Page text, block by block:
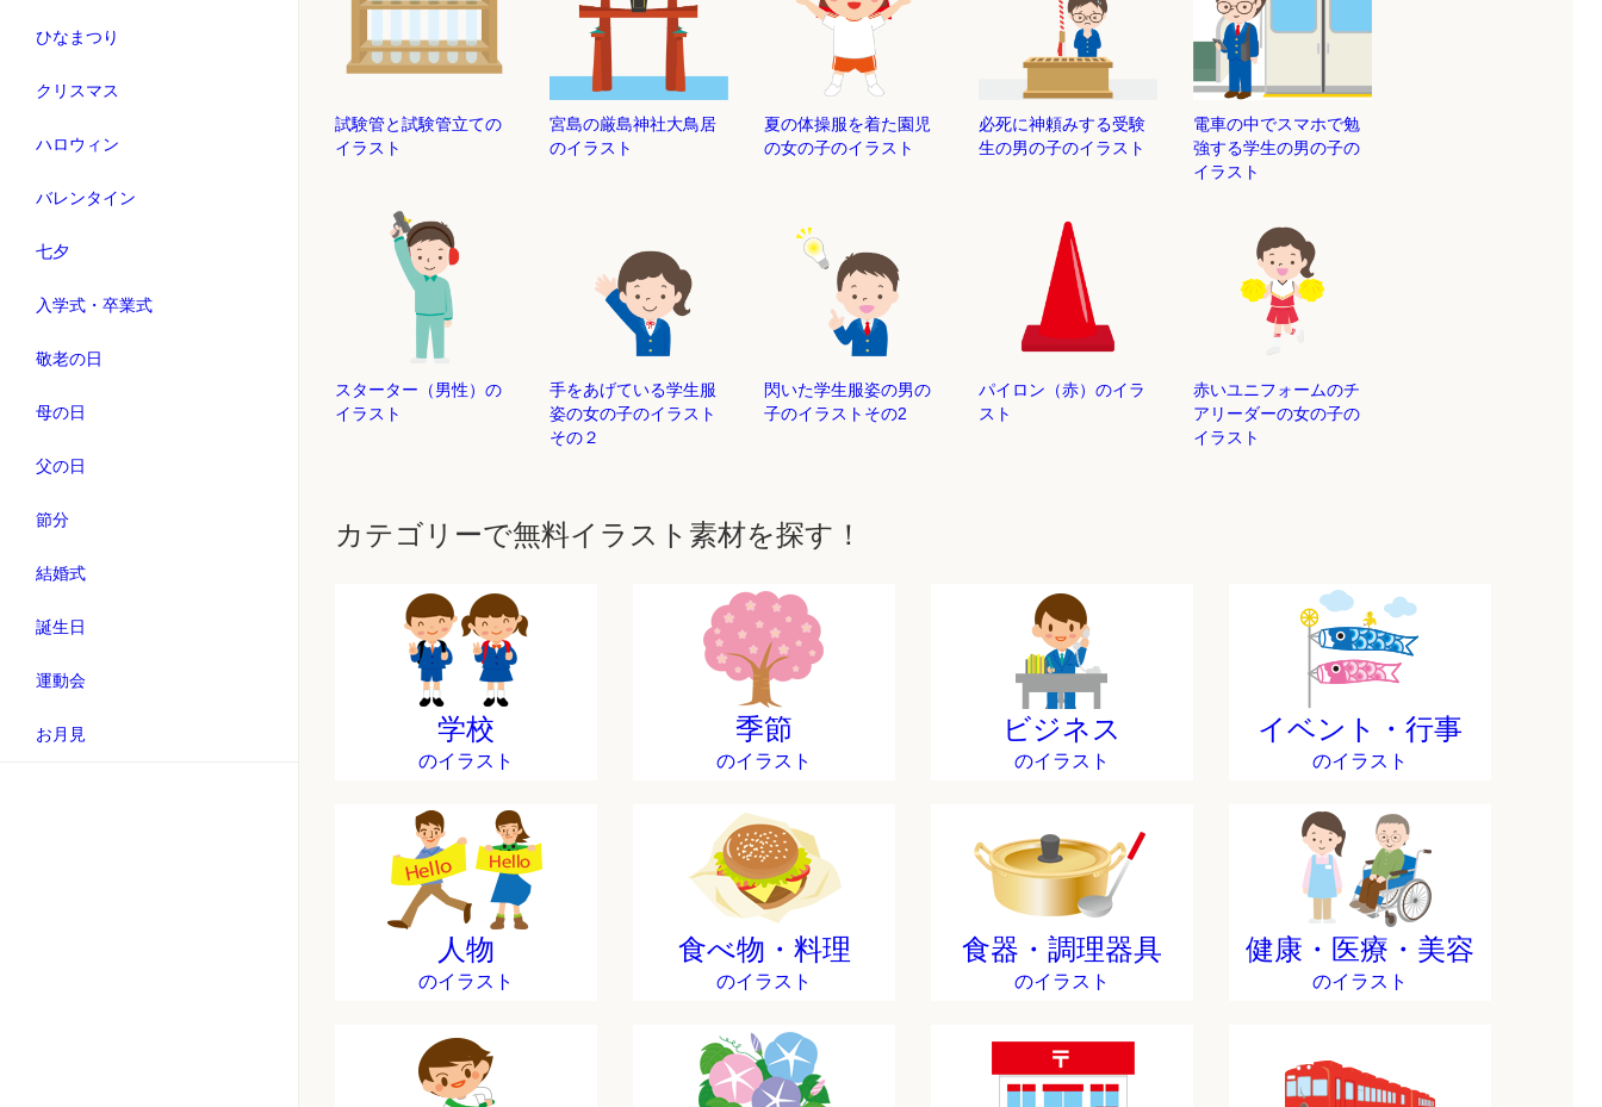
ひなまつり
クリスマス
ハロウィン
バレンタイン
七夕
入学式・卒業式
敬老の日
母の日
父の日
節分
結婚式
誕生日
運動会
お月見
試験管と試験管立ての
イラスト
宮島の厳島神社大鳥居
のイラスト
夏の体操服を着た園児
の女の子のイラスト
必死に神頼みする受験
生の男の子のイラスト
電車の中でスマホで勉
強する学生の男の子の
イラスト
スターター（男性）の
イラスト
手をあげている学生服
姿の女の子のイラスト
その２
閃いた学生服姿の男の
子のイラストその2
パイロン（赤）のイラ
スト
赤いユニフォームのチ
アリーダーの女の子の
イラスト
カテゴリーで無料イラスト素材を探す！
学校
のイラスト
季節
のイラスト
ビジネス
のイラスト
イベント・行事
のイラスト
人物
のイラスト
食べ物・料理
のイラスト
食器・調理器具
のイラスト
健康・医療・美容
のイラスト